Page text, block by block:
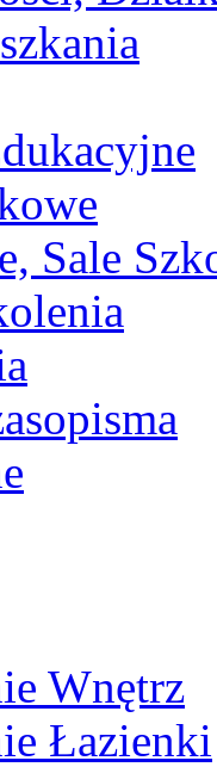
Sale
Wnętrz
Łazienki